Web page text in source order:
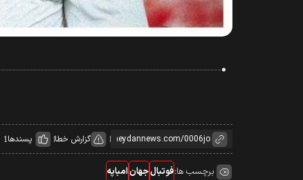
گزارش خطا پسندها 1
برچسب ها:فوتبالجهانامباپه